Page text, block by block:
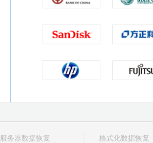
服务器数据恢复
格式化数据恢复